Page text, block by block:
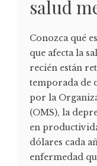
salud
Conozca qué
que afecta la
recién están
temporada de
por la
(OMS), la
en
dólares cada
enfermedad